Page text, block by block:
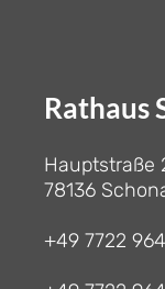
Rathaus
Hauptstraße
78136
+49 7722